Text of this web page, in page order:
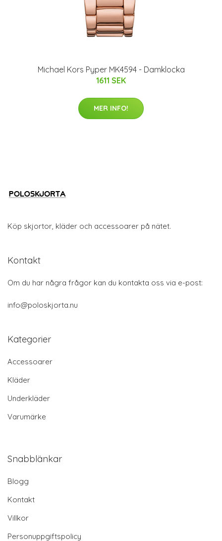
Michael Kors Pyper MK4594 - Damklocka
1611 SEK
MER INFO!
Köp skjortor, kläder och accessoarer på nätet.
Kontakt
Om du har några frågor kan du kontakta oss via e-post:
info@poloskjorta.nu
Kategorier
Accessoarer
Kläder
Underkläder
Varumärke
Snabblänkar
Blogg
Kontakt
Villkor
Personuppgiftspolicy